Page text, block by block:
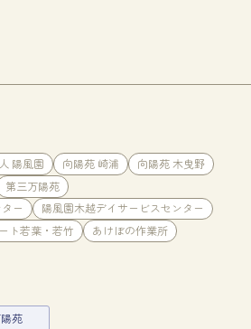
陽風園 向陽苑 崎浦
向陽苑 木曳野
第三万陽苑
ー
陽風園木越デイサービスセンター
ト若葉・若竹
あけぼの作業所
苑